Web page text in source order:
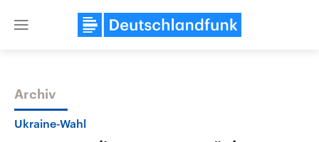
Close
Themen
Archiv
Ukraine-Wahl